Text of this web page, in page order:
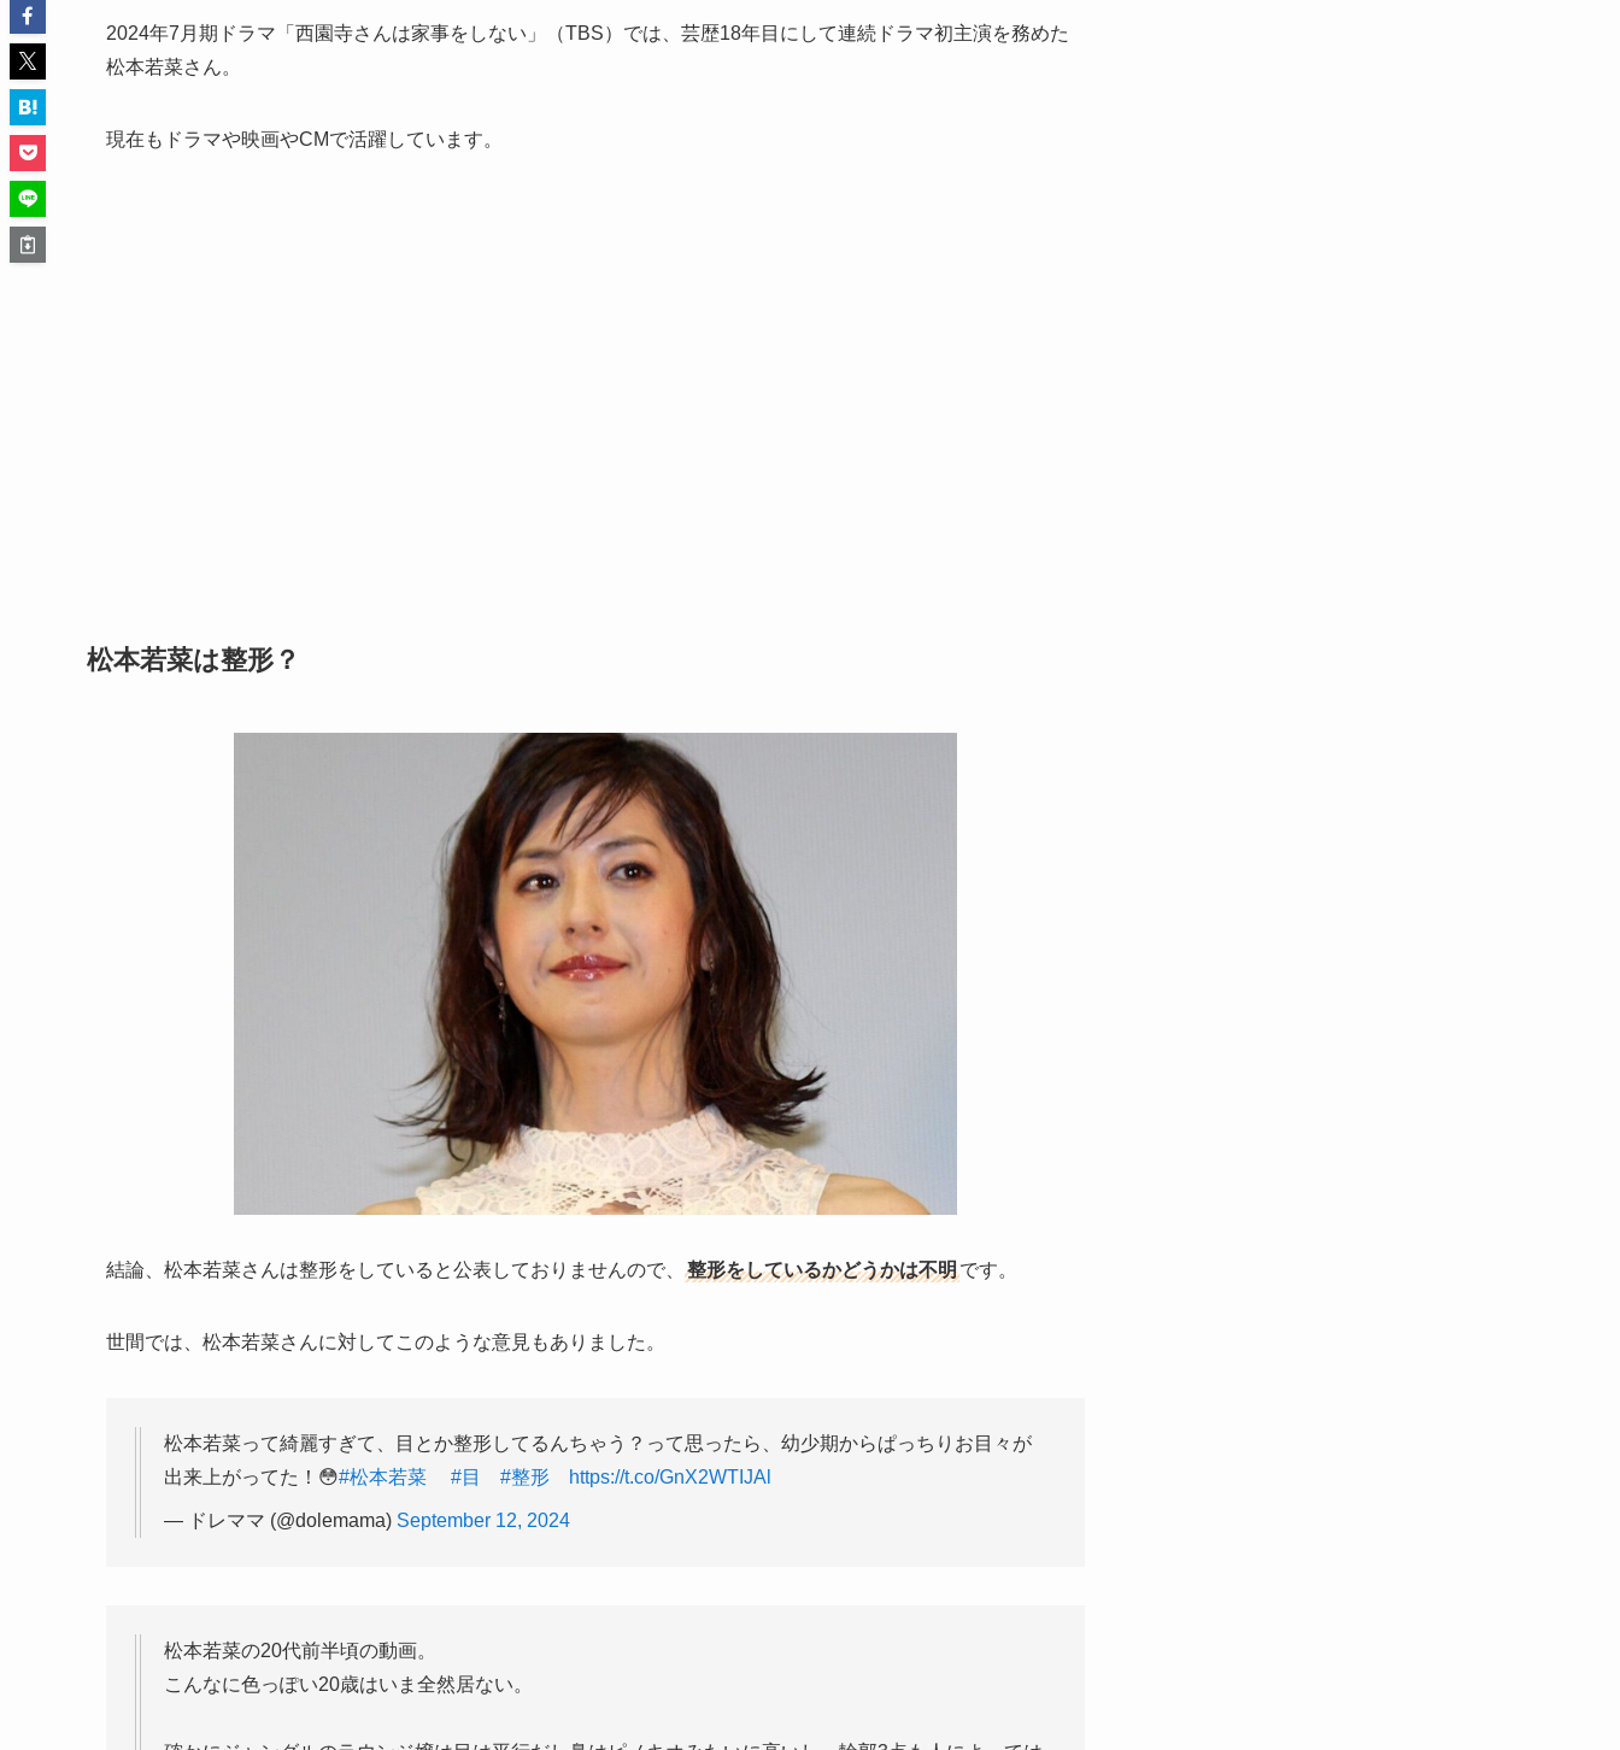
2024年7月期ドラマ「西園寺さんは家事をしない」（TBS）では、芸歴18年目にして連続ドラマ初主演を務めた
松本若菜さん。
現在もドラマや映画やCMで活躍しています。
松本若菜は整形？
結論、松本若菜さんは整形をしていると公表しておりませんので、 整形をしているかどうかは不明です。
世間では、松本若菜さんに対してこのような意見もありました。
松本若菜って綺麗すぎて、目とか整形してるんちゃう？って思ったら、幼少期からぱっちりお目々が
出来上がってた！😳#松本若菜 #目 #整形 https://t.co/GnX2WTIJAl
— ドレママ (@dolemama) September 12, 2024
松本若菜の20代前半頃の動画。
こんなに色っぽい20歳はいま全然居ない。